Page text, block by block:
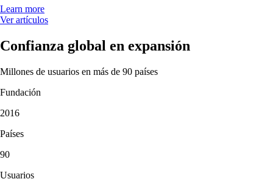
Learn more
Ver artículos
Confianza global en expansión
Millones de usuarios en más de 90 países
Fundación
2016
Países
90
Usuarios